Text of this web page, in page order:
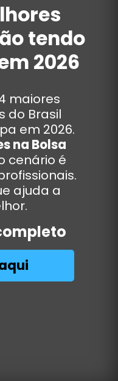
maiores
do Brasil
em 2026.
na Bolsa
cenário é
ajuda a
tendo
2026